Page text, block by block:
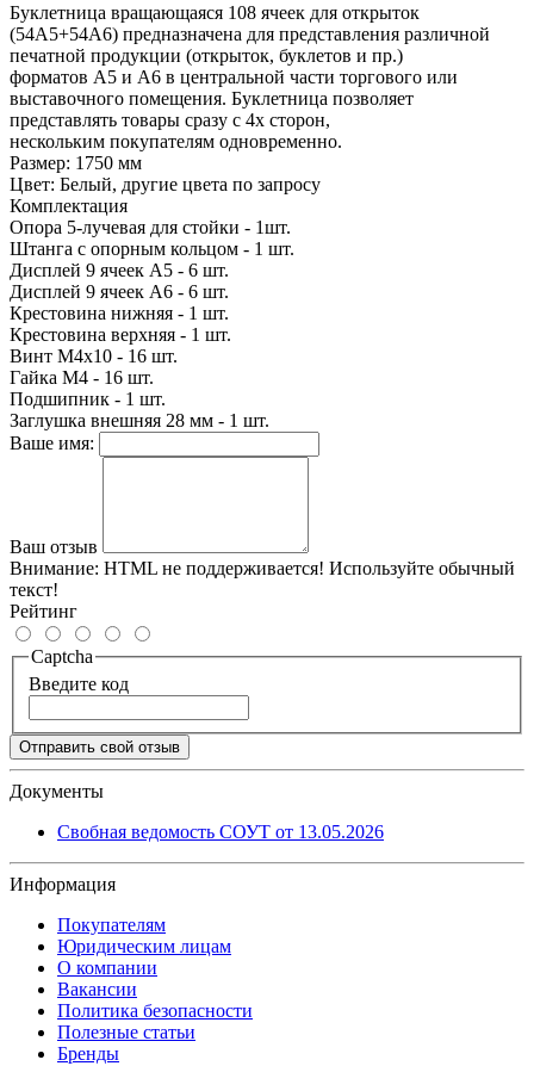
Буклетница вращающаяся 108 ячеек для открыток
(54А5+54А6) предназначена для представления различной
печатной продукции (открыток, буклетов и пр.)
форматов А5 и А6 в центральной части торгового или
выставочного помещения. Буклетница позволяет
представлять товары сразу с 4х сторон,
нескольким покупателям одновременно.
Размер: 1750 мм
Цвет: Белый, другие цвета по запросу
Комплектация
Опора 5-лучевая для стойки - 1шт.
Штанга с опорным кольцом - 1 шт.
Дисплей 9 ячеек А5 - 6 шт.
Дисплей 9 ячеек А6 - 6 шт.
Крестовина нижняя - 1 шт.
Крестовина верхняя - 1 шт.
Винт М4х10 - 16 шт.
Гайка М4 - 16 шт.
Подшипник - 1 шт.
Заглушка внешняя 28 мм - 1 шт.
Ваше имя:
Ваш отзыв
Внимание: HTML не поддерживается! Используйте обычный
текст!
Рейтинг
Captcha
Введите код
Отправить свой отзыв
Документы
Свобная ведомость СОУТ от 13.05.2026
Информация
Покупателям
Юридическим лицам
О компании
Вакансии
Политика безопасности
Полезные статьи
Бренды